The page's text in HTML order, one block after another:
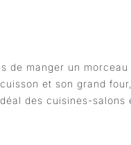
de manger un
et son grand
des cuisines-salons